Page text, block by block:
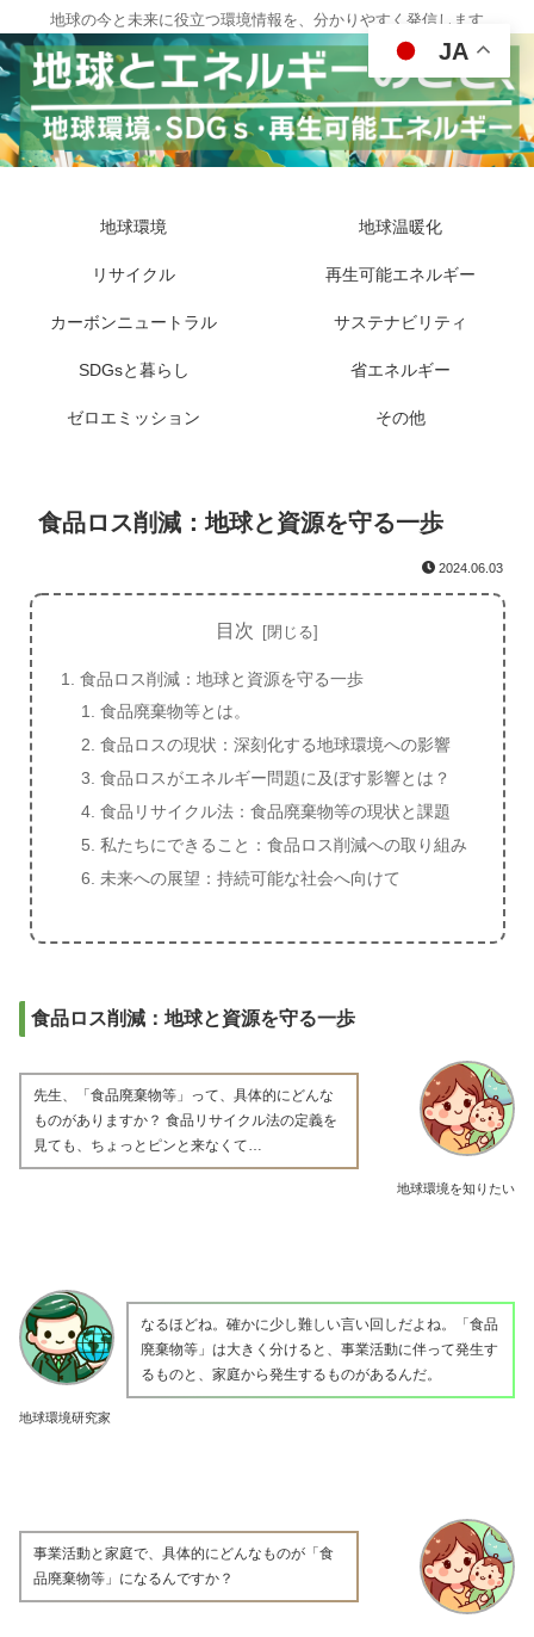
地球の今と未来に役立つ環境情報を、分かりやすく発信します
地球環境 地球温暖化
リサイクル 再生可能エネルギー
カーボンニュートラル サステナビリティ
SDGsと暮らし 省エネルギー
ゼロエミッション その他
食品ロス削減：地球と資源を守る一歩
2024.06.03
目次
食品ロス削減：地球と資源を守る一歩
食品廃棄物等とは。
食品ロスの現状：深刻化する地球環境への影響
食品ロスがエネルギー問題に及ぼす影響とは？
食品リサイクル法：食品廃棄物等の現状と課題
私たちにできること：食品ロス削減への取り組み
未来への展望：持続可能な社会へ向けて
食品ロス削減：地球と資源を守る一歩
地球環境を知りたい
先生、「食品廃棄物等」って、具体的にどんな
ものがありますか？ 食品リサイクル法の定義を
見ても、ちょっとピンと来なくて…
地球環境研究家
なるほどね。確かに少し難しい言い回しだよね。「食品
廃棄物等」は大きく分けると、事業活動に伴って発生す
るものと、家庭から発生するものがあるんだ。
事業活動と家庭で、具体的にどんなものが「食
品廃棄物等」になるんですか？
JA